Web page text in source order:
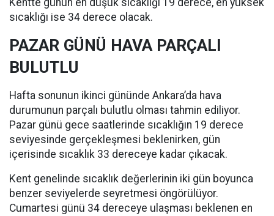
Kentte günün en düşük sıcaklığı 19 derece, en yüksek
sıcaklığı ise 34 derece olacak.
PAZAR GÜNÜ HAVA PARÇALI
BULUTLU
Hafta sonunun ikinci gününde Ankara’da hava
durumunun parçalı bulutlu olması tahmin ediliyor.
Pazar günü gece saatlerinde sıcaklığın 19 derece
seviyesinde gerçekleşmesi beklenirken, gün
içerisinde sıcaklık 33 dereceye kadar çıkacak.
Kent genelinde sıcaklık değerlerinin iki gün boyunca
benzer seviyelerde seyretmesi öngörülüyor.
Cumartesi günü 34 dereceye ulaşması beklenen en